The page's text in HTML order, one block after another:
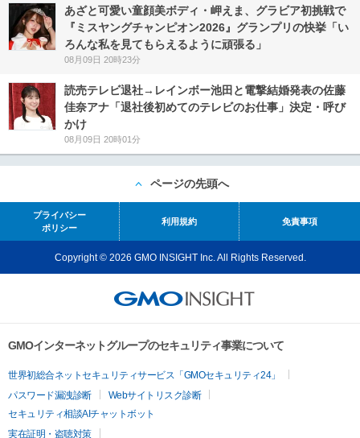
あざと可愛い童顔美ボディ・岬えま、グラビア初挑戦で
『ミスヤングチャンピオン2026』グランプリの快挙「い
ろんな私を見てもらえるように頑張る」
08月09日 20時23分
読売テレビ退社→レインボー池田と電撃結婚発表の佐藤
佳奈アナ「退社後初めてのテレビのお仕事」決定・呼び
かけ
08月09日 20時01分
ページの先頭へ
プライバシー
ポリシー
利用規約 免責事項
Copyright © 2026 GMO INSIGHT Inc. All Rights Reserved.
GMOインターネットグループのセキュリティ事業について
世界初総合ネットセキュリティサービス「GMOセキュリティ24」
パスワード漏洩診断
Webサイトリスク診断
セキュリティ相談AIチャットボット
実在証明・盗聴対策